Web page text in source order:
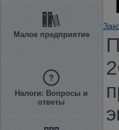
Малое предприятие
Налоги: Вопросы и
ответы